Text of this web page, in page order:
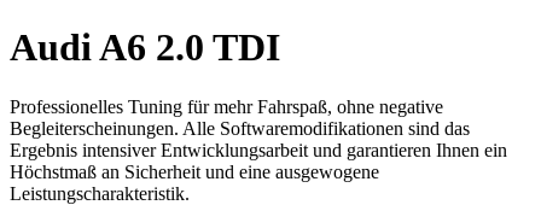
Audi A6 2.0 TDI
Professionelles Tuning für mehr Fahrspaß, ohne negative
Begleiterscheinungen. Alle Softwaremodifikationen sind das
Ergebnis intensiver Entwicklungsarbeit und garantieren Ihnen ein
Höchstmaß an Sicherheit und eine ausgewogene
Leistungscharakteristik.